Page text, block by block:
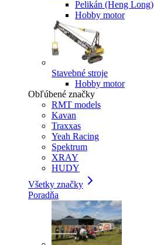
Pelikán (Heng Long)
Hobby motor
Stavebné stroje
Hobby motor
Obľúbené značky
RMT models
Kavan
Traxxas
Yeah Racing
Spektrum
XRAY
HUDY
Všetky značky
Poradňa